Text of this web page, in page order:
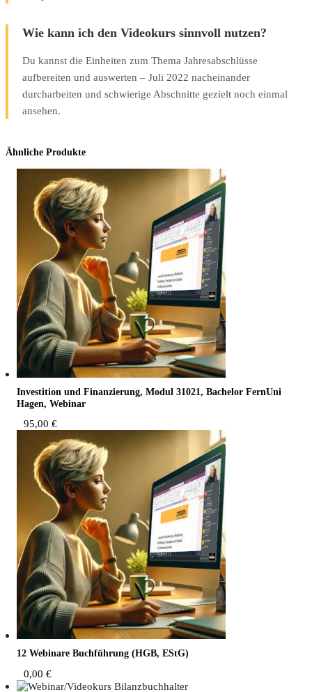
Wie kann ich den Videokurs sinnvoll nutzen?
Du kannst die Einheiten zum Thema Jahresabschlüsse
aufbereiten und auswerten – Juli 2022 nacheinander
durcharbeiten und schwierige Abschnitte gezielt noch einmal
ansehen.
Ähnliche Produkte
Inves­ti­ti­on und Finan­zie­rung, Modul 31021, Bache­lor Fern­Uni
Hagen, Webinar
95,00 €
12 Web­i­na­re Buch­füh­rung (HGB, EStG)
0,00 €